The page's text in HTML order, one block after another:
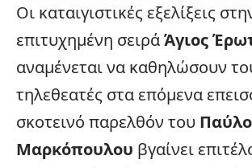
Οι καταιγιστικές εξελίξεις
επιτυχημένη σειράΆγιος
αναμένεται να καθηλώσουν
τηλεθεατές στα επόμενα
σκοτεινό παρελθόν του
Μαρκόπουλου βγαίνει